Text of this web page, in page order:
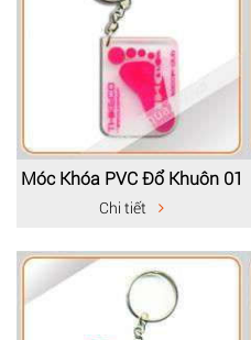
Móc Khóa PVC Đổ Khuôn 01
Chi tiết